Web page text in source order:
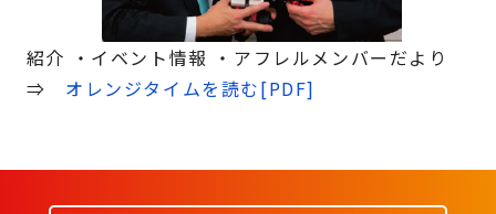
紹介 ・イベント情報 ・アフレルメンバーだより
⇒ オレンジタイムを読む[PDF]